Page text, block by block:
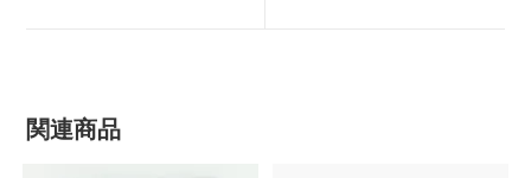
関連商品